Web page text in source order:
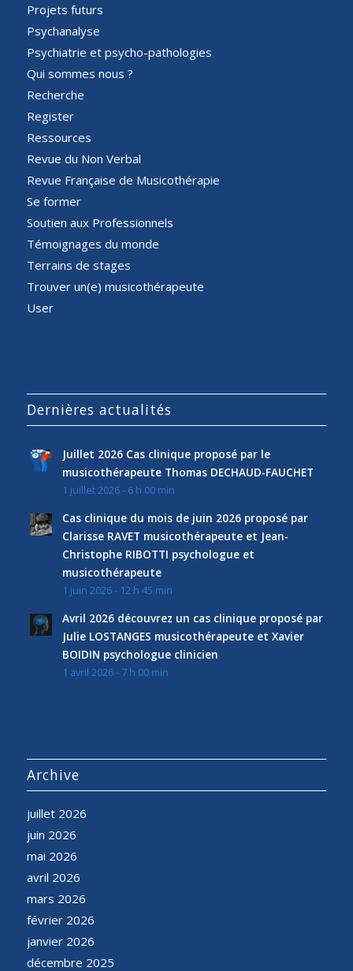
Projets futurs
Psychanalyse
Psychiatrie et psycho-pathologies
Qui sommes nous ?
Recherche
Register
Ressources
Revue du Non Verbal
Revue Française de Musicothérapie
Se former
Soutien aux Professionnels
Témoignages du monde
Terrains de stages
Trouver un(e) musicothérapeute
User
Dernières actualités
Juillet 2026 Cas clinique proposé par le
musicothérapeute Thomas DECHAUD-FAUCHET
1 juillet 2026 - 6 h 00 min
Cas clinique du mois de juin 2026 proposé par
Clarisse RAVET musicothérapeute et Jean-
Christophe RIBOTTI psychologue et
musicothérapeute
1 juin 2026 - 12 h 45 min
Avril 2026 découvrez un cas clinique proposé par
Julie LOSTANGES musicothérapeute et Xavier
BOIDIN psychologue clinicien
1 avril 2026 - 7 h 00 min
Archive
juillet 2026
juin 2026
mai 2026
avril 2026
mars 2026
février 2026
janvier 2026
décembre 2025